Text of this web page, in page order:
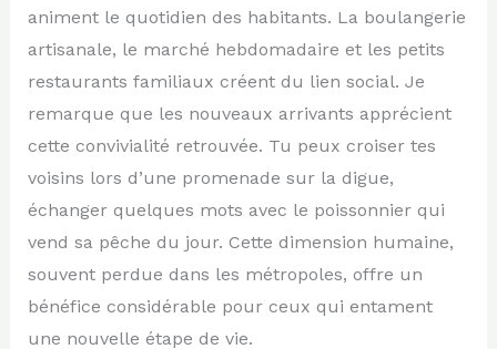
animent le quotidien des habitants. La boulangerie
artisanale, le marché hebdomadaire et les petits
restaurants familiaux créent du lien social. Je
remarque que les nouveaux arrivants apprécient
cette convivialité retrouvée. Tu peux croiser tes
voisins lors d’une promenade sur la digue,
échanger quelques mots avec le poissonnier qui
vend sa pêche du jour. Cette dimension humaine,
souvent perdue dans les métropoles, offre un
bénéfice considérable pour ceux qui entament
une nouvelle étape de vie.